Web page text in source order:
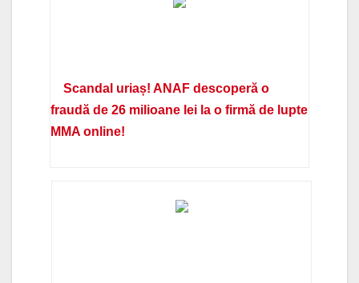
Scandal uriaș! ANAF descoperă o
fraudă de 26 milioane lei la o firmă de lupte
MMA online!